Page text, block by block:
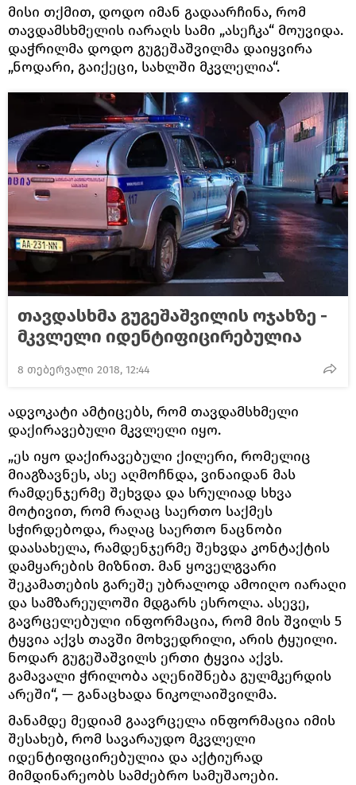
მისი თქმით, დოდო იმან გადაარჩინა, რომ
თავდამსხმელის იარაღს სამი „ასეჩკა“ მოუვიდა.
დაჭრილმა დოდო გუგეშაშვილმა დაიყვირა
„ნოდარი, გაიქეცი, სახლში მკვლელია“.
თავდასხმა გუგეშაშვილის ოჯახზე -
მკვლელი იდენტიფიცირებულია
8 თებერვალი 2018, 12:44
ადვოკატი ამტიცებს, რომ თავდამსხმელი
დაქირავებული მკვლელი იყო.
„ეს იყო დაქირავებული ქილერი, რომელიც
მიაგზავნეს, ასე აღმოჩნდა, ვინაიდან მას
რამდენჯერმე შეხვდა და სრულიად სხვა
მოტივით, რომ რაღაც საერთო საქმეს
სჭირდებოდა, რაღაც საერთო ნაცნობი
დაასახელა, რამდენჯერმე შეხვდა კონტაქტის
დამყარების მიზნით. მან ყოველგვარი
შეკამათების გარეშე უბრალოდ ამოიღო იარაღი
და სამზარეულოში მდგარს ესროლა. ასევე,
გავრცელებული ინფორმაცია, რომ მის შვილს 5
ტყვია აქვს თავში მოხვედრილი, არის ტყუილი.
ნოდარ გუგეშაშვილს ერთი ტყვია აქვს.
გამავალი ჭრილობა აღენიშნება გულმკერდის
არეში“, — განაცხადა ნიკოლაიშვილმა.
მანამდე მედიამ გაავრცელა ინფორმაცია იმის
შესახებ, რომ სავარაუდო მკვლელი
იდენტიფიცირებულია და აქტიურად
მიმდინარეობს სამძებრო სამუშაოები.